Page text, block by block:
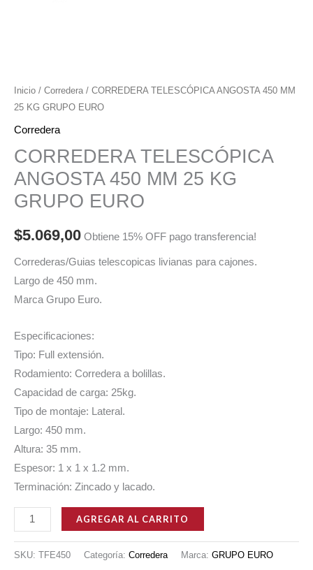
Inicio / Corredera / CORREDERA TELESCÓPICA ANGOSTA 450 MM
25 KG GRUPO EURO
Corredera
CORREDERA TELESCÓPICA
ANGOSTA 450 MM 25 KG
GRUPO EURO
$5.069,00 Obtiene 15% OFF pago transferencia!
Correderas/Guias telescopicas livianas para cajones.
Largo de 450 mm.
Marca Grupo Euro.
Especificaciones:
Tipo: Full extensión.
Rodamiento: Corredera a bolillas.
Capacidad de carga: 25kg.
Tipo de montaje: Lateral.
Largo: 450 mm.
Altura: 35 mm.
Espesor: 1 x 1 x 1.2 mm.
Terminación: Zincado y lacado.
CORREDERA
TELESCÓPICA
ANGOSTA
AGREGAR AL CARRITO
SKU: TFE450 Categoría: Corredera Marca: GRUPO EURO